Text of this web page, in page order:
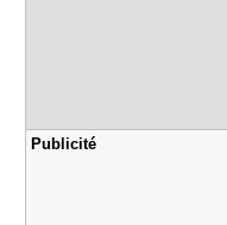
Publicité